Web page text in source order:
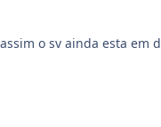
o sv ainda esta em